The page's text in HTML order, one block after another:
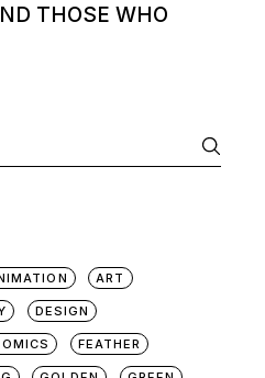
THOSE WHO
ART
DESIGN
FEATHER